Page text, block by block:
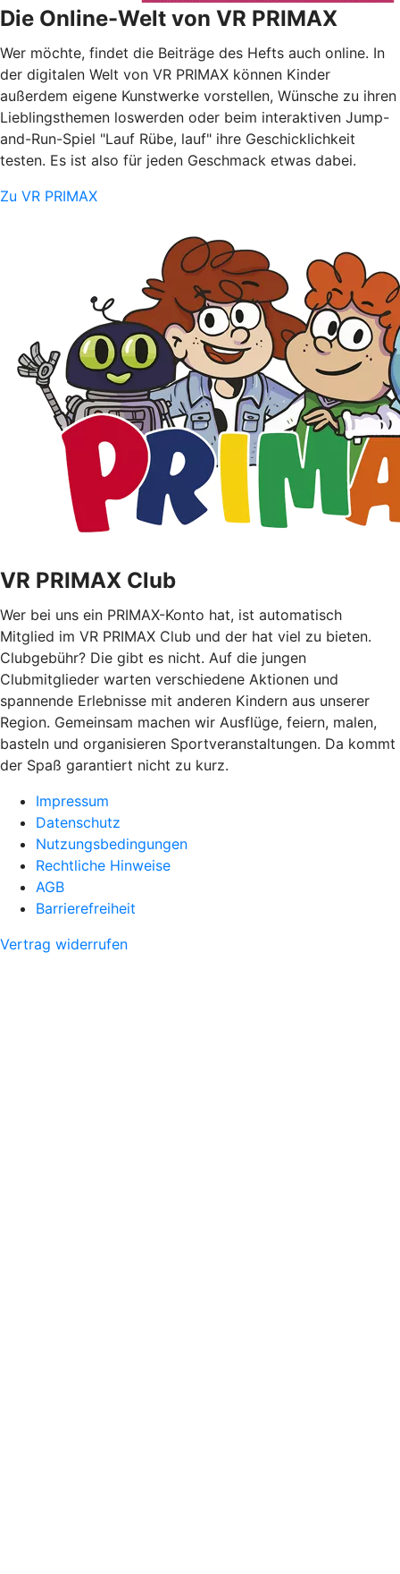
Die Online-Welt von VR PRIMAX
Wer möchte, findet die Beiträge des Hefts auch online. In
der digitalen Welt von VR PRIMAX können Kinder
außerdem eigene Kunstwerke vorstellen, Wünsche zu ihren
Lieblingsthemen loswerden oder beim interaktiven Jump-
and-Run-Spiel "Lauf Rübe, lauf" ihre Geschicklichkeit
testen. Es ist also für jeden Geschmack etwas dabei.
Zu VR PRIMAX
VR PRIMAX Club
Wer bei uns ein PRIMAX-Konto hat, ist automatisch
Mitglied im VR PRIMAX Club und der hat viel zu bieten.
Clubgebühr? Die gibt es nicht. Auf die jungen
Clubmitglieder warten verschiedene Aktionen und
spannende Erlebnisse mit anderen Kindern aus unserer
Region. Gemeinsam machen wir Ausflüge, feiern, malen,
basteln und organisieren Sportveranstaltungen. Da kommt
der Spaß garantiert nicht zu kurz.
Impressum
Datenschutz
Nutzungsbedingungen
Rechtliche Hinweise
AGB
Barrierefreiheit
Vertrag widerrufen